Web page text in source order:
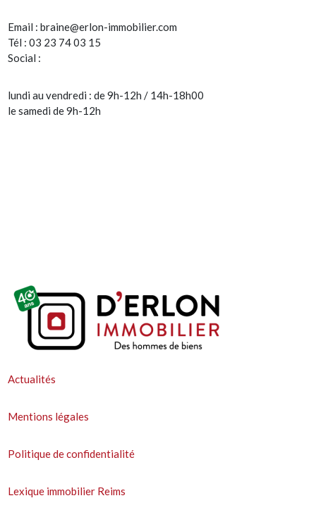
Email :braine@erlon-immobilier.com
Tél : 03 23 74 03 15
Social :
lundi au vendredi : de 9h-12h / 14h-18h00
le samedi de 9h-12h
Actualités
Mentions légales
Politique de confidentialité
Lexique immobilier Reims